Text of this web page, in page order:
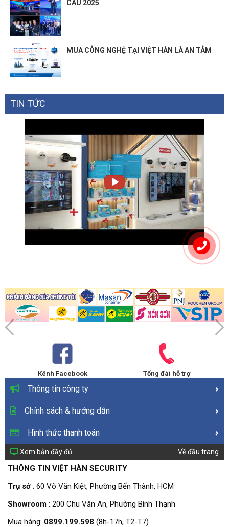
CẦU 2025
MUA CÔNG NGHỆ TẠI VIỆT HÀN LÀ AN TÂM
TIN TỨC
Kênh Facebook Tổng đài hỗ trợ
Thông tin công ty
Chính sách & hướng dẫn
Hình thức thanh toán
Xem bản đầy đủ Về đầu trang
THÔNG TIN VIỆT HÀN SECURITY
Trụ sở : 60 Võ Văn Kiệt, Phường Bến Thành, HCM
Showroom : 200 Chu Văn An, Phường Bình Thạnh
Mua hàng: 0899.199.598 (8h-17h, T2-T7)